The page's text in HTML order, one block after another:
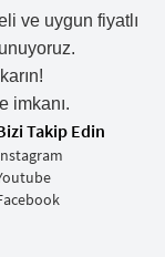
ve uygun fiyatlı
imkanı.
Takip Edin